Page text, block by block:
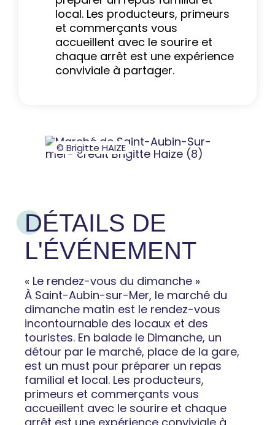
© Brigitte HAIZE
local. Les producteurs, primeurs
et commerçants vous
accueillent avec le sourire et
chaque arrêt est une expérience
conviviale à partager.
DÉTAILS DE
L'ÉVÉNEMENT
« Le rendez-vous du dimanche »
À Saint-Aubin-sur-Mer, le marché du
dimanche matin est le rendez-vous
incontournable des locaux et des
touristes. En balade le Dimanche, un
détour par le marché, place de la gare,
est un must pour préparer un repas
familial et local. Les producteurs,
primeurs et commerçants vous
accueillent avec le sourire et chaque